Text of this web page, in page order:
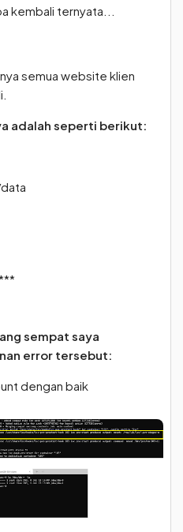
kembali ternyata...
semua website klien
adalah seperti berikut:
sempat saya
error tersebut:
dengan baik